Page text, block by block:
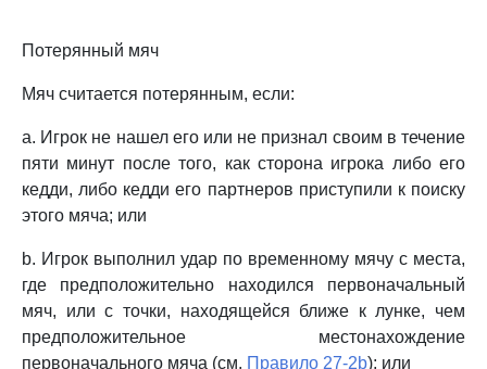
Потерянный мяч
Мяч считается потерянным, если:
a. Игрок не нашел его или не признал своим в течение
пяти минут после того, как сторона игрока либо его
кедди, либо кедди его партнеров приступили к поиску
этого мяча; или
b. Игрок выполнил удар по временному мячу с места,
где предположительно находился первоначальный
мяч, или с точки, находящейся ближе к лунке, чем
предположительное местонахождение
первоначального мяча (см. Правило 27-2b); или